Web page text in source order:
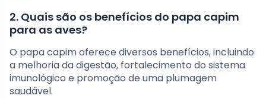
2. Quais são os benefícios do papa capim
para as aves?
O papa capim oferece diversos benefícios, incluindo
a melhoria da digestão, fortalecimento do sistema
imunológico e promoção de uma plumagem
saudável.